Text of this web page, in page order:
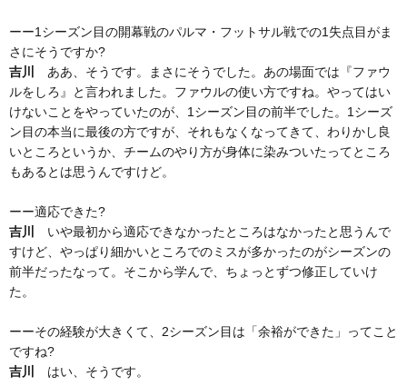
ーー1シーズン目の開幕戦のパルマ・フットサル戦での1失点目がま
さにそうですか?
吉川
ああ、そうです。まさにそうでした。あの場面では『ファウ
ルをしろ』と言われました。ファウルの使い方ですね。やってはい
けないことをやっていたのが、1シーズン目の前半でした。1シーズ
ン目の本当に最後の方ですが、それもなくなってきて、わりかし良
いところというか、チームのやり方が身体に染みついたってところ
もあるとは思うんですけど。
ーー適応できた?
吉川
いや最初から適応できなかったところはなかったと思うんで
すけど、やっぱり細かいところでのミスが多かったのがシーズンの
前半だったなって。そこから学んで、ちょっとずつ修正していけ
た。
ーーその経験が大きくて、2シーズン目は「余裕ができた」ってこと
ですね?
吉川
はい、そうです。